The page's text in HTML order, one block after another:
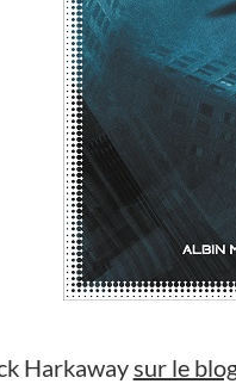
Harkawaysur le